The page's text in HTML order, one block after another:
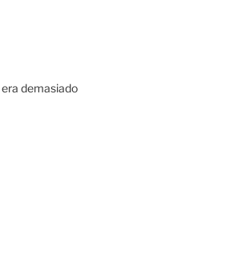
demasiado